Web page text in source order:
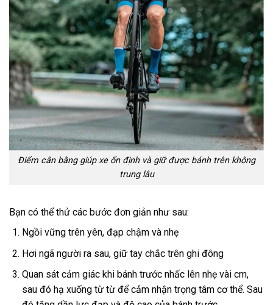
Điểm cân bằng giúp xe ổn định và giữ được bánh trên không
trung lâu
Bạn có thể thử các bước đơn giản như sau:
Ngồi vững trên yên, đạp chậm và nhẹ
Hơi ngã người ra sau, giữ tay chắc trên ghi đông
Quan sát cảm giác khi bánh trước nhấc lên nhẹ vài cm,
sau đó hạ xuống từ từ để cảm nhận trọng tâm cơ thể. Sau